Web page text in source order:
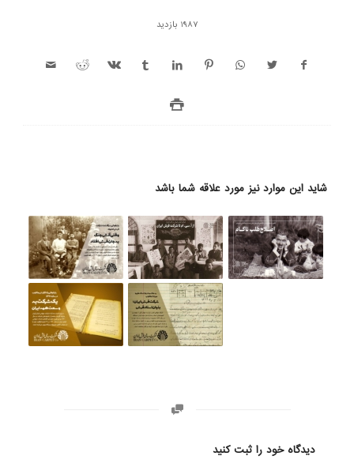
1987 بازدید
شاید این موارد نیز مورد علاقه شما باشد
دیدگاه خود را ثبت کنید